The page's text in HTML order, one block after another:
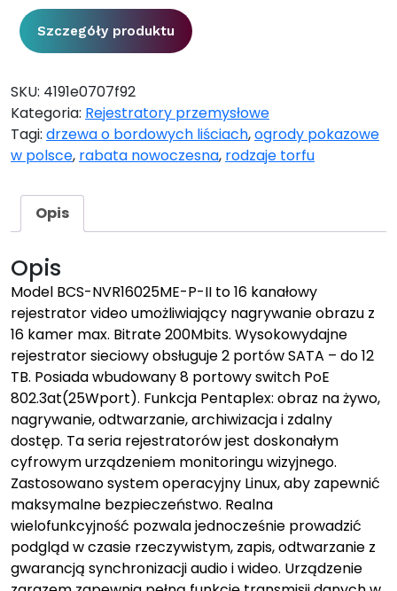
Szczegóły produktu
SKU: 4191e0707f92
Kategoria: Rejestratory przemysłowe
Tagi: drzewa o bordowych liściach,ogrody pokazowe
w polsce, rabata nowoczesna, rodzaje torfu
Opis
Opis
Model BCS-NVR16025ME-P-II to 16 kanałowy
rejestrator video umożliwiający nagrywanie obrazu z
16 kamer max. Bitrate 200Mbits. Wysokowydajne
rejestrator sieciowy obsługuje 2 portów SATA – do 12
TB. Posiada wbudowany 8 portowy switch PoE
802.3at(25Wport). Funkcja Pentaplex: obraz na żywo,
nagrywanie, odtwarzanie, archiwizacja i zdalny
dostęp. Ta seria rejestratorów jest doskonałym
cyfrowym urządzeniem monitoringu wizyjnego.
Zastosowano system operacyjny Linux, aby zapewnić
maksymalne bezpieczeństwo. Realna
wielofunkcyjność pozwala jednocześnie prowadzić
podgląd w czasie rzeczywistym, zapis, odtwarzanie z
gwarancją synchronizacji audio i wideo. Urządzenie